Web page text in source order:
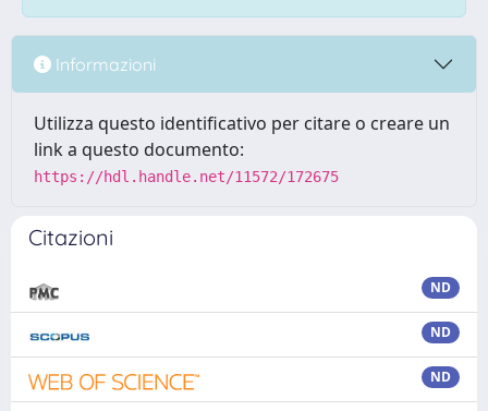
Informazioni
Utilizza questo identificativo per citare o creare un
link a questo documento:
https://hdl.handle.net/11572/172675
Citazioni
ND
ND
ND